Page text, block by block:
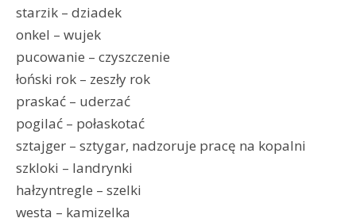
starzik – dziadek
onkel – wujek
pucowanie – czyszczenie
łoński rok – zeszły rok
praskać – uderzać
pogilać – połaskotać
sztajger – sztygar, nadzoruje pracę na kopalni
szkloki – landrynki
hałzyntregle – szelki
westa – kamizelka